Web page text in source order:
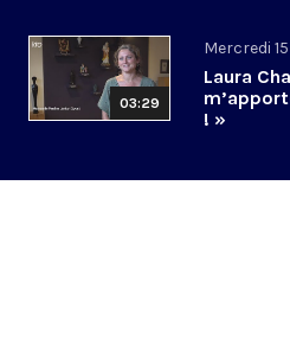
03:29
Mercredi
Laura
! »